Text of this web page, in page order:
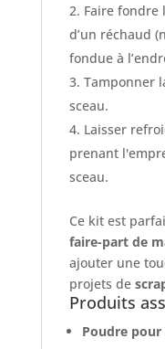
Faire fondre
d’un réchaud
fondue à
Tamponner
sceau.
Laisser
prenant
sceau.
Ce kit est
faire-part de
ajouter une
projets de
Produits
Poudre pour